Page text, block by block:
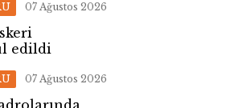
07 Ağustos 2026
edildi
07 Ağustos 2026